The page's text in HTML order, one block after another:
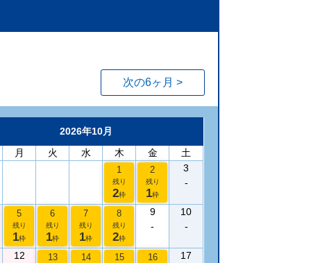
次の6ヶ月 >
2026年10月
月 火 水 木 金 土
1
残り
2枠
2
残り
1枠
3
-
5
残り
1枠
6
残り
1枠
7
残り
1枠
8
残り
2枠
9
-
10
-
12
13 14 15 16
17